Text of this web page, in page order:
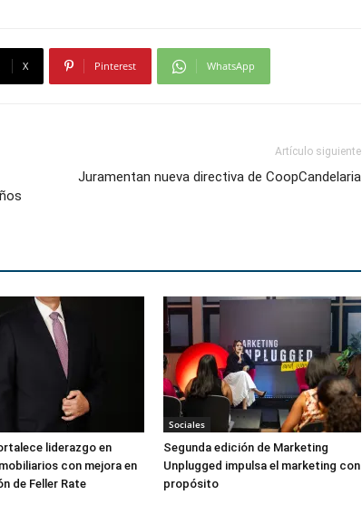
X Pinterest WhatsApp
Artículo siguiente
Juramentan nueva directiva de CoopCandelaria
liderazgo en
con mejora en
de Feller Rate
Sociales
Segunda edición de Marketing
Unplugged impulsa el marketing con
propósito